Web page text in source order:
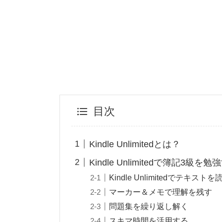
目次
Kindle Unlimitedとは？
Kindle Unlimitedで簿記3級を勉
Kindle Unlimitedでテキストを
マーカー＆メモで理解を残す
問題集を繰り返し解く